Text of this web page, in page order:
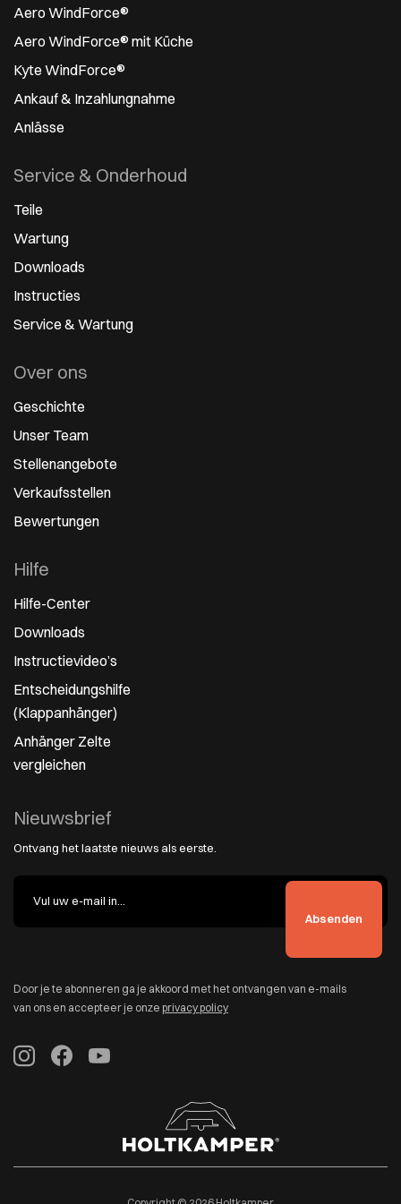
Aero WindForce®
Aero WindForce® mit Küche
Kyte WindForce®
Ankauf & Inzahlungnahme
Anlässe
Service & Onderhoud
Teile
Wartung
Downloads
Instructies
Service & Wartung
Over ons
Geschichte
Unser Team
Stellenangebote
Verkaufsstellen
Bewertungen
Hilfe
Hilfe-Center
Downloads
Instructievideo’s
Entscheidungshilfe
(Klappanhänger)
Anhänger Zelte
vergleichen
Nieuwsbrief
Ontvang het laatste nieuws als eerste.
Door je te abonneren ga je akkoord met het ontvangen van e-mails
van ons en accepteer je onze privacy policy